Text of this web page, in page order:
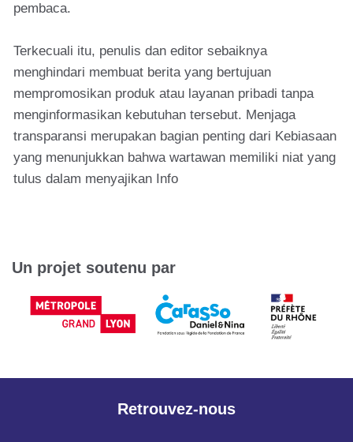
pembaca.
Terkecuali itu, penulis dan editor sebaiknya
menghindari membuat berita yang bertujuan
mempromosikan produk atau layanan pribadi tanpa
menginformasikan kebutuhan tersebut. Menjaga
transparansi merupakan bagian penting dari Kebiasaan
yang menunjukkan bahwa wartawan memiliki niat yang
tulus dalam menyajikan Info
Un projet soutenu par
Retrouvez-nous